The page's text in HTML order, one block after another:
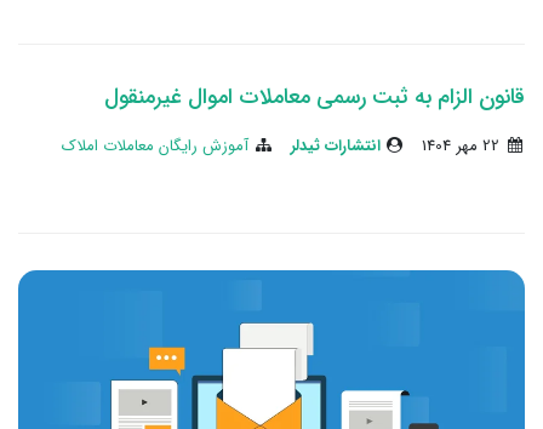
قانون الزام به ثبت رسمي معاملات اموال غيرمنقول
انتشارات ثیدلر آموزش رایگان معاملات املاک